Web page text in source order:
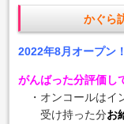
かぐら
2022年8月オープン
がんばった分評価し
・オンコールはイ
受け持った分お